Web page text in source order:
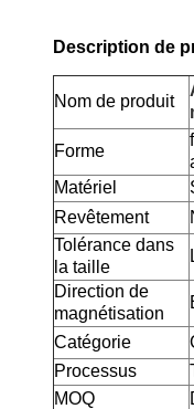
Description de
Nom de produit
Forme
Matériel
Revêtement
Tolérance dans
la taille
Direction de
magnétisation
Catégorie
Processus
MOQ